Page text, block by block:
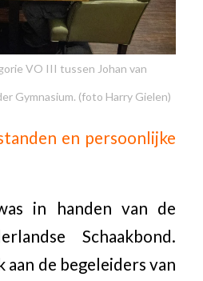
VO III tussen Johan van
Gymnasium. (foto Harry Gielen)
en persoonlijke
in handen van de
Schaakbond.
de begeleiders van